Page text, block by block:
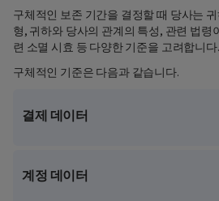
구체적인 보존 기간을 결정할 때 당사는
형, 귀하와 당사의 관계의 특성, 관련 법령
련 소멸 시효 등 다양한 기준을 고려합니다.
구체적인 기준은 다음과 같습니다.
결제 데이터
계정 데이터